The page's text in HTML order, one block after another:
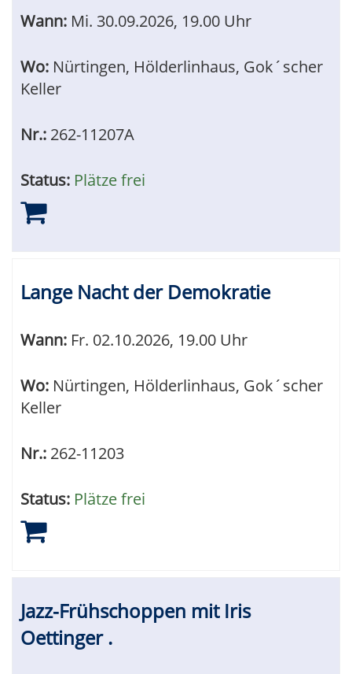
Wann: Mi. 30.09.2026, 19.00 Uhr
Wo: Nürtingen, Hölderlinhaus, Gok´scher
Keller
Nr.: 262-11207A
Status: Plätze frei
Lange Nacht der Demokratie
Wann: Fr. 02.10.2026, 19.00 Uhr
Wo: Nürtingen, Hölderlinhaus, Gok´scher
Keller
Nr.: 262-11203
Status: Plätze frei
Jazz-Frühschoppen mit Iris
Oettinger .